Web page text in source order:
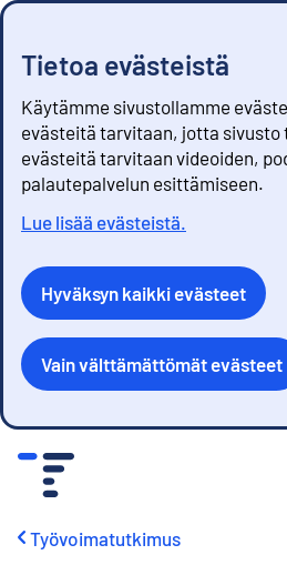
Tietoa evästeistä
Käytämme sivustollamme
evästeitä tarvitaan, jotta sivusto
evästeitä tarvitaan videoiden,
palautepalvelun esittämiseen.
Lue lisää evästeistä.
Hyväksyn kaikki evästeet
Vain välttämättömät evästeet
Työvoimatutkimus